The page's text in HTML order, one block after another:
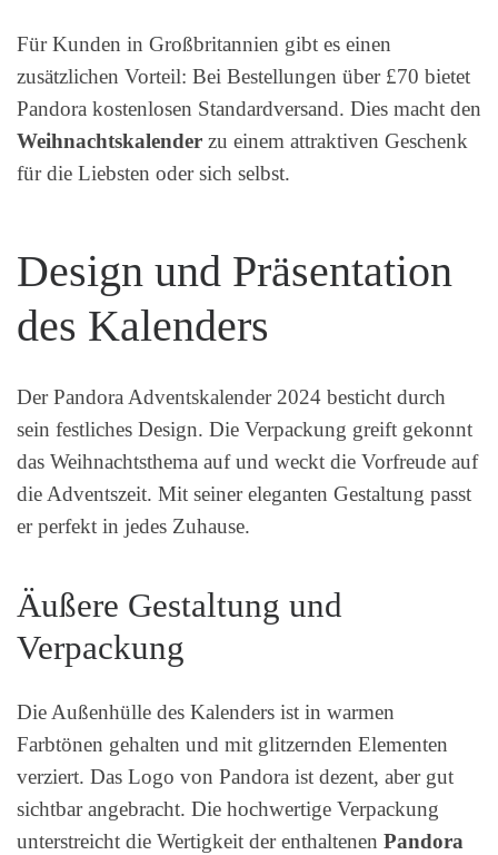
Für Kunden in Großbritannien gibt es einen
zusätzlichen Vorteil: Bei Bestellungen über £70 bietet
Pandora kostenlosen Standardversand. Dies macht den
Weihnachtskalender zu einem attraktiven Geschenk
für die Liebsten oder sich selbst.
Design und Präsentation
des Kalenders
Der Pandora Adventskalender 2024 besticht durch
sein festliches Design. Die Verpackung greift gekonnt
das Weihnachtsthema auf und weckt die Vorfreude auf
die Adventszeit. Mit seiner eleganten Gestaltung passt
er perfekt in jedes Zuhause.
Äußere Gestaltung und
Verpackung
Die Außenhülle des Kalenders ist in warmen
Farbtönen gehalten und mit glitzernden Elementen
verziert. Das Logo von Pandora ist dezent, aber gut
sichtbar angebracht. Die hochwertige Verpackung
unterstreicht die Wertigkeit der enthaltenen Pandora